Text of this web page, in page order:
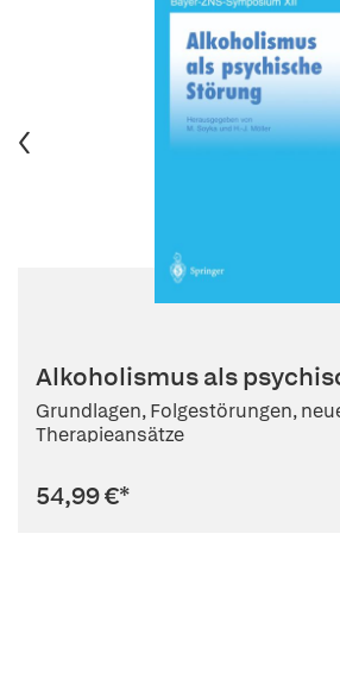
Alkoholismus als
Grundlagen, Folgestörungen,
Therapieansätze
54,99 €*